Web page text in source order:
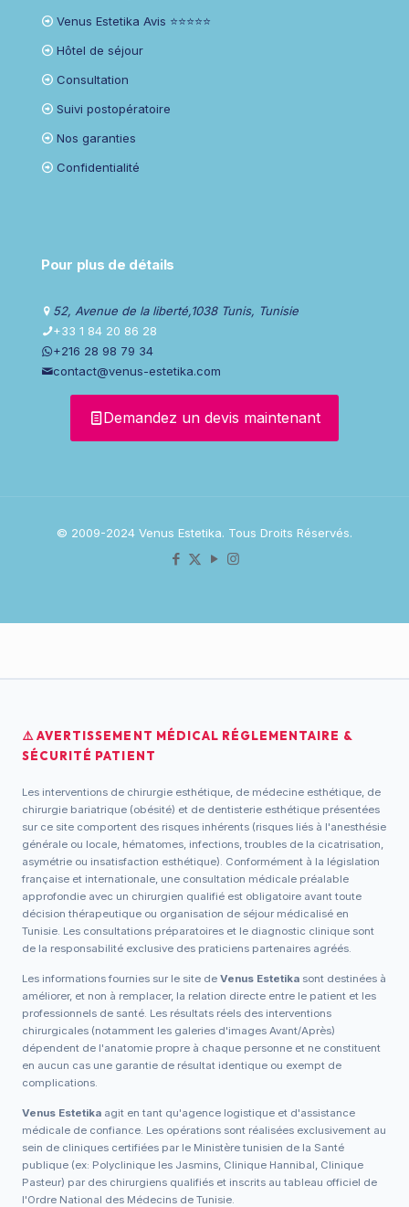
Venus Estetika Avis ⭐⭐⭐⭐⭐
Hôtel de séjour
Consultation
Suivi postopératoire
Nos garanties
Confidentialité
Pour plus de détails
52, Avenue de la liberté,1038 Tunis, Tunisie
+33 1 84 20 86 28
+216 28 98 79 34
contact@venus-estetika.com
Demandez un devis maintenant
© 2009-2024 Venus Estetika. Tous Droits Réservés.
⚠️ AVERTISSEMENT MÉDICAL RÉGLEMENTAIRE &
SÉCURITÉ PATIENT
Les interventions de chirurgie esthétique, de médecine esthétique, de
chirurgie bariatrique (obésité) et de dentisterie esthétique présentées
sur ce site comportent des risques inhérents (risques liés à l'anesthésie
générale ou locale, hématomes, infections, troubles de la cicatrisation,
asymétrie ou insatisfaction esthétique). Conformément à la législation
française et internationale, une consultation médicale préalable
approfondie avec un chirurgien qualifié est obligatoire avant toute
décision thérapeutique ou organisation de séjour médicalisé en
Tunisie. Les consultations préparatoires et le diagnostic clinique sont
de la responsabilité exclusive des praticiens partenaires agréés.
Les informations fournies sur le site de Venus Estetika sont destinées à
améliorer, et non à remplacer, la relation directe entre le patient et les
professionnels de santé. Les résultats réels des interventions
chirurgicales (notamment les galeries d'images Avant/Après)
dépendent de l'anatomie propre à chaque personne et ne constituent
en aucun cas une garantie de résultat identique ou exempt de
complications.
Venus Estetika agit en tant qu'agence logistique et d'assistance
médicale de confiance. Les opérations sont réalisées exclusivement au
sein de cliniques certifiées par le Ministère tunisien de la Santé
publique (ex: Polyclinique les Jasmins, Clinique Hannibal, Clinique
Pasteur) par des chirurgiens qualifiés et inscrits au tableau officiel de
l'Ordre National des Médecins de Tunisie.